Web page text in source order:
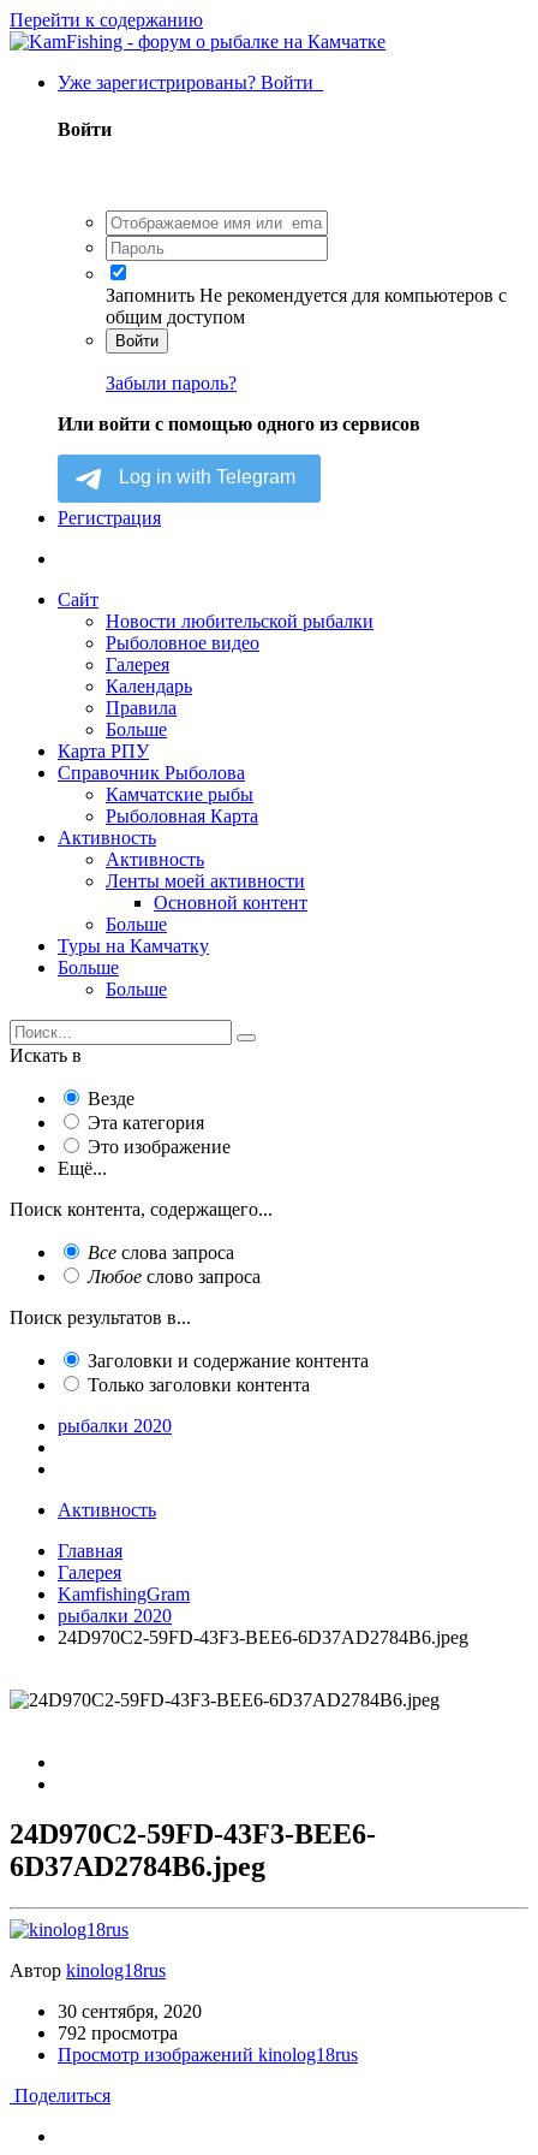
Перейти к содержанию
Уже зарегистрированы? Войти
Войти
Запомнить Не рекомендуется для компьютеров с
общим доступом
Войти
Забыли пароль?
Или войти с помощью одного из сервисов
Регистрация
Сайт
Новости любительской рыбалки
Рыболовное видео
Галерея
Календарь
Правила
Больше
Карта РПУ
Справочник Рыболова
Камчатские рыбы
Рыболовная Карта
Активность
Активность
Ленты моей активности
Основной контент
Больше
Туры на Камчатку
Больше
Больше
Искать в
Везде
Эта категория
Это изображение
Ещё...
Поиск контента, содержащего...
Все слова запроса
Любое слово запроса
Поиск результатов в...
Заголовки и содержание контента
Только заголовки контента
рыбалки 2020
Активность
Главная
Галерея
KamfishingGram
рыбалки 2020
24D970C2-59FD-43F3-BEE6-6D37AD2784B6.jpeg
24D970C2-59FD-43F3-BEE6-
6D37AD2784B6.jpeg
Автор kinolog18rus
30 сентября, 2020
792 просмотра
Просмотр изображений kinolog18rus
Поделиться